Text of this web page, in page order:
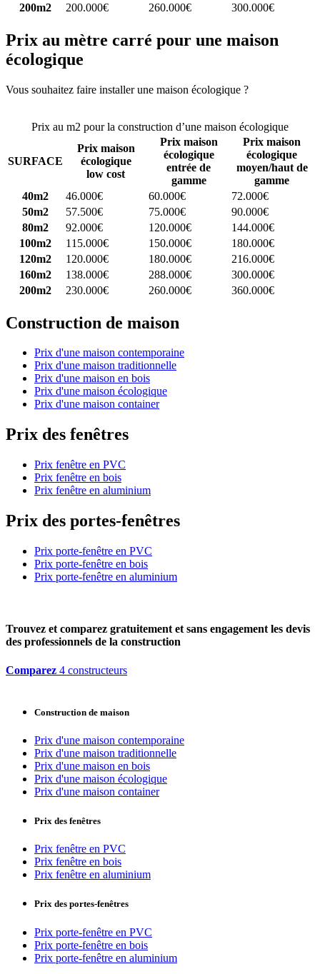
200m2
200.000€ 260.000€ 300.000€
Prix au mètre carré pour une maison
écologique
Vous souhaitez faire installer une maison écologique ?
Prix au m2 pour la construction d’une maison écologique
SURFACE
Prix maison
écologique
low cost
Prix maison
écologique
entrée de
gamme
Prix maison
écologique
moyen/haut de
gamme
40m2
46.000€ 60.000€
72.000€
50m2
57.500€ 75.000€
90.000€
80m2
92.000€ 120.000€
144.000€
100m2
115.000€ 150.000€
180.000€
120m2
120.000€ 180.000€
216.000€
160m2
138.000€ 288.000€
300.000€
200m2
230.000€ 260.000€ 360.000€
Construction de maison
Prix d'une maison contemporaine
Prix d'une maison traditionnelle
Prix d'une maison en bois
Prix d'une maison écologique
Prix d'une maison container
Prix des fenêtres
Prix fenêtre en PVC
Prix fenêtre en bois
Prix fenêtre en aluminium
Prix des portes-fenêtres
Prix porte-fenêtre en PVC
Prix porte-fenêtre en bois
Prix porte-fenêtre en aluminium
Trouvez et comparez gratuitement et sans engagement les devis
des professionnels de la construction
Comparez 4 constructeurs
Construction de maison
Prix d'une maison contemporaine
Prix d'une maison traditionnelle
Prix d'une maison en bois
Prix d'une maison écologique
Prix d'une maison container
Prix des fenêtres
Prix fenêtre en PVC
Prix fenêtre en bois
Prix fenêtre en aluminium
Prix des portes-fenêtres
Prix porte-fenêtre en PVC
Prix porte-fenêtre en bois
Prix porte-fenêtre en aluminium